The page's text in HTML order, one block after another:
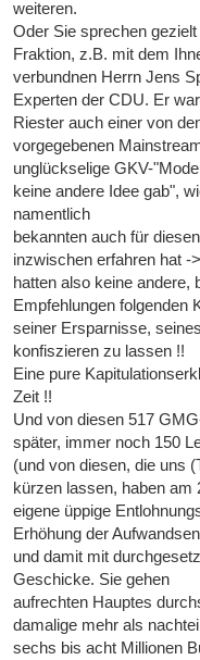
weiteren.
Oder Sie sprechen
Fraktion, z.B. mit dem
verbundnen Herrn Jens
Experten der CDU. Er
Riester auch einer von
vorgegebenen
unglückselige GKV-
keine andere Idee gab",
namentlich
bekannten auch für
inzwischen erfahren hat -
hatten also keine andere,
Empfehlungen folgenden
seiner Ersparnisse,
konfiszieren zu lassen !!
Eine pure
Zeit !!
Und von diesen 517
später, immer noch 150
(und von diesen, die uns
kürzen lassen, haben am
eigene üppige
Erhöhung der
und damit mit
Geschicke. Sie gehen
aufrechten Hauptes
damalige mehr als
sechs bis acht Millionen